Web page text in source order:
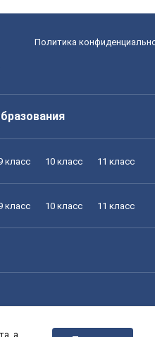
Политика
класс 10 класс 11 класс
класс 10 класс 11 класс
а